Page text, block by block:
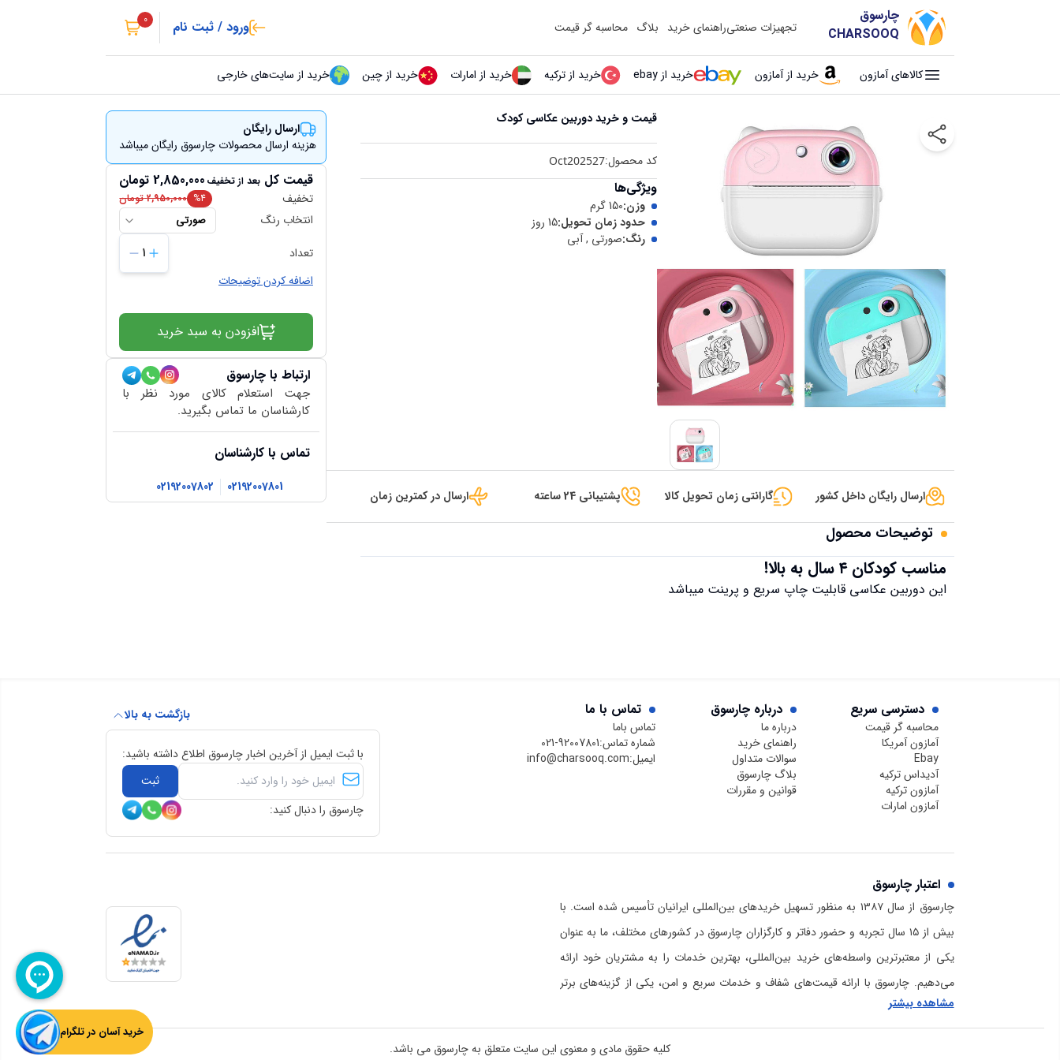
چارسوق
CHARSOOQ
تجهیزات صنعتیراهنمای خرید بلاگ محاسبه گر قیمت ورود / ثبت نام 0
کالاهای آمازون خرید از آمازون خرید از ebay خرید از ترکیه خرید از امارات خرید از چین خرید از سایت‌های خارجی
قیمت و خریددوربین عکاسی کودک
کد محصول:Oct202527
ویژگی‌ها
وزن:150 گرم
حدود زمان تحویل:15 روز
رنگ:صورتی , آبی
ارسال رایگان
هزینه ارسال محصولات چارسوق رایگان میباشد
قیمت کل بعد از تخفیف 2,850,000 تومان
تخفیف %4
2,950,000 تومان
انتخاب رنگ صورتی
تعداد
1
اضافه کردن توضیحات
افزودن به سبد خرید
ارتباط با چارسوق
جهت استعلام کالای مورد نظر با
کارشناسان ما تماس بگیرید.
تماس با کارشناسان
02192007801
02192007802
ارسال رایگان داخل کشور گارانتی زمان تحویل کالا پشتیبانی 24 ساعته ارسال در کمترین زمان
توضیحات محصول
مناسب کودکان ۴ سال به بالا!
این دوربین عکاسی قابلیت چاپ سریع و پرینت میباشد
دسترسی سریع
محاسبه گر قیمت
آمازون آمریکا
Ebay
آدیداس ترکیه
آمازون ترکیه
آمازون امارات
درباره چارسوق
درباره ما
راهنمای خرید
سوالات متداول
بلاگ چارسوق
قوانین و مقررات
تماس با ما
تماس باما
شماره تماس:021-92007801
ایمیل:info@charsooq.com
بازگشت به بالا
با ثبت ایمیل از آخرین اخبار چارسوق اطلاع داشته باشید:
ثبت
چارسوق را دنبال کنید:
اعتبار چارسوق
چارسوق از سال ۱۳۸۷ به منظور تسهیل خریدهای بین‌المللی ایرانیان تأسیس شده است. با
بیش از ۱۵ سال تجربه و حضور دفاتر و کارگزاران چارسوق در کشورهای مختلف، ما به عنوان
یکی از معتبرترین واسطه‌های خرید بین‌المللی، بهترین خدمات را به مشتریان خود ارائه
می‌دهیم. چارسوق با ارائه قیمت‌های شفاف و خدمات سریع و امن، یکی از گزینه‌های برتر
برای خرید از آمازون و دیگر سایت‌های خارجی است. برای خواندن بیشتر راجع به اعتبار
چارسوق و هلدینگ بازرگانی رادمان و دانستن اینکهما کی هستیمکلیک کنید.
مشاهده بیشتر
کلیه حقوق مادی و معنوی این سایت متعلق به چارسوق می باشد.
خرید آسان در تلگرام